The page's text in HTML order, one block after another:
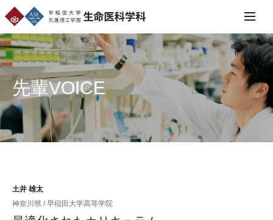
先輩VOICE
土井 雄太
神奈川県 / 早稲田大学高等学院
menu